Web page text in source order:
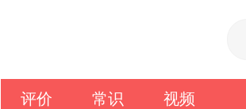
评价 常识 视频